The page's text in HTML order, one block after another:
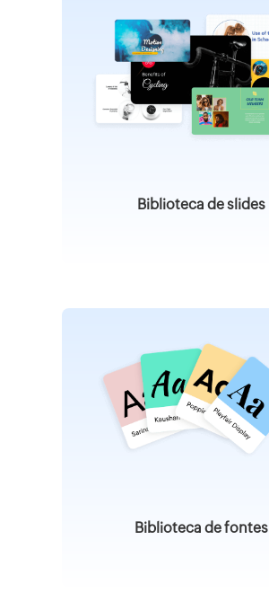
Biblioteca de slides
Biblioteca de fontes